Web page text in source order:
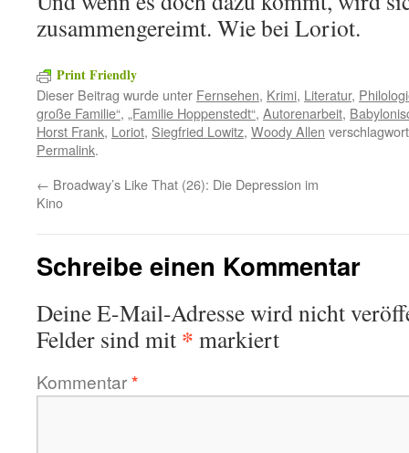
zusammengereimt. Wie bei Loriot.
Print Friendly
Dieser Beitrag wurde unter Fernsehen, Krimi, Literatur,
große Familie“, „Familie Hoppenstedt“, Autorenarbeit,
Horst Frank, Loriot, Siegfried Lowitz, Woody Allen
Permalink.
← Broadway’s Like That (26): Die Depression im
Kino
Schreibe einen Kommentar
Deine E-Mail-Adresse wird nicht
Felder sind mit * markiert
Kommentar*